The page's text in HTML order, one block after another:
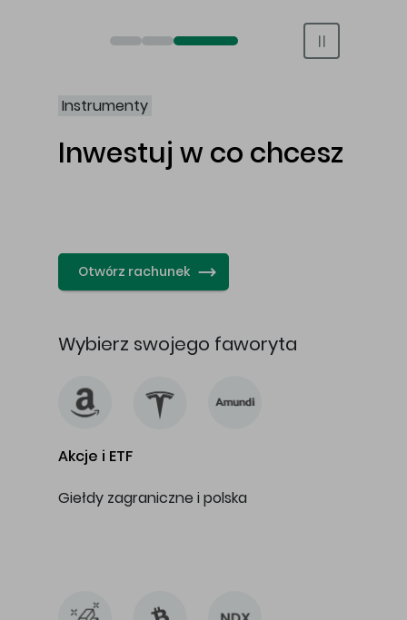
Otwórz rachunek maklerski online
Otwórz konto IKE/IKZE
Świat bez swap i prowizji
Instrumenty
Inwestuj w co chcesz
Otwórz rachunek
Wybierz swojego faworyta
Akcje i ETF
Giełdy zagraniczne i polska